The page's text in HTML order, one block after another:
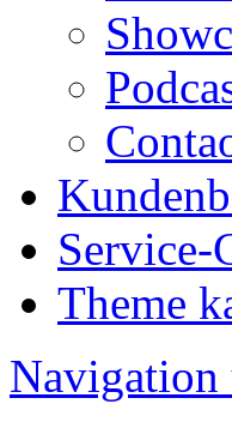
Service-
Theme
Navigation